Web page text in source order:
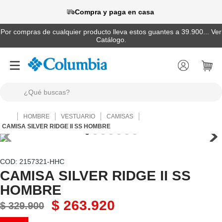
Compra y paga en casa
Por compras de cualquier producto lleva estos guantes a 39.900... Ver
Catálogo.
HOMBRE VESTUARIO
CAMISAS
CAMISA SILVER RIDGE II SS HOMBRE
: 2157321-HHC
CAMISA SILVER RIDGE II SS
HOMBRE
$ 329.900 $ 263.920
TÉRMINOS MÁS BUSCADOS
1.
camisas
3.
botas
4.
zapatillas
5.
gorras
pantalones hombre